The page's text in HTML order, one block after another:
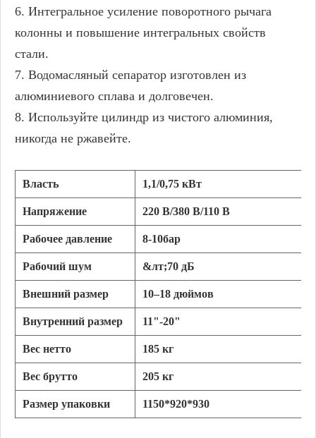
6. Интегральное усиление поворотного рычага
колонны и повышение интегральных свойств
стали.
7. Водомасляный сепаратор изготовлен из
алюминиевого сплава и долговечен.
8. Используйте цилиндр из чистого алюминия,
никогда не ржавейте.
Власть 1,1/0,75 кВт
Напряжение 220 В/380 В/110 В
Рабочее давление 8-10бар
Рабочий шум &лт;70 дБ
Внешний размер 10–18 дюймов
Внутренний размер 11"-20"
Вес нетто 185 кг
Вес брутто 205 кг
Размер упаковки 1150*920*930